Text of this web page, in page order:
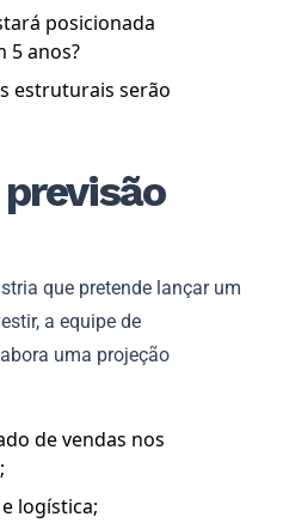
posicionada
5 anos?
estruturais serão
que pretende lançar um
a equipe de
uma projeção
de vendas nos
logística;